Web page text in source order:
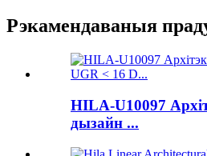
Рэкамендаваныя
HILA-U10097
дызайн ...